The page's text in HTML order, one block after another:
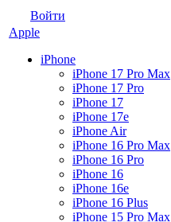
Войти
Apple
iPhone
iPhone 17 Pro Max
iPhone 17 Pro
iPhone 17
iPhone 17e
iPhone Air
iPhone 16 Pro Max
iPhone 16 Pro
iPhone 16
iPhone 16e
iPhone 16 Plus
iPhone 15 Pro Max